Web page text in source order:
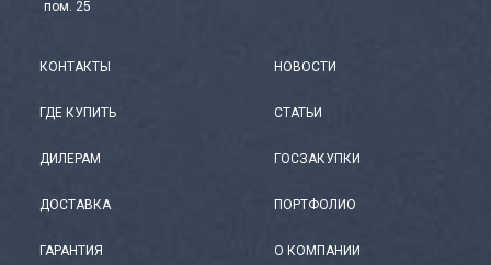
пом. 25
КОНТАКТЫ
ГДЕ КУПИТЬ
ДИЛЕРАМ
ДОСТАВКА
ГАРАНТИЯ
НОВОСТИ
СТАТЬИ
ГОСЗАКУПКИ
ПОРТФОЛИО
О КОМПАНИИ